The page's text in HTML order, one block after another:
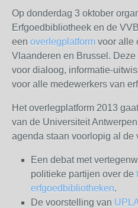
Op donderdag 3 oktober
Erfgoedbibliotheek en de
een overlegplatform voor alle
Vlaanderen en Brussel.
voor dialoog, informatie-
voor alle medewerkers van
Het overlegplatform 2013
van de Universiteit
agenda staan voorlopig al de
Een debat met
politieke partijen over de
erfgoedbibliotheken.
De voorstelling van